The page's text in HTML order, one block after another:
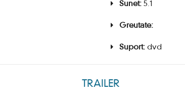
Sunet: 5.1
Greutate:
Suport: dvd
TRAILER